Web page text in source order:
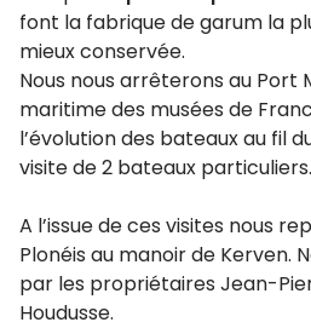
font la fabrique de garum la
mieux conservée.
Nous nous arrêterons au Port
maritime des musées de
l’évolution des bateaux au fil
visite de 2 bateaux particuliers.
A l’issue de ces visites nous
Plonéis au manoir de Kerven.
par les propriétaires Jean-
Houdusse.